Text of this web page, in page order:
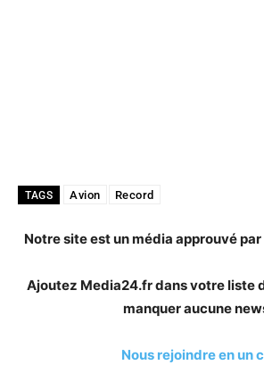
TAGS Avion Record
Notre site est un média approuvé
Ajoutez Media24.fr dans votre liste
manquer aucune
Nous rejoindre en un